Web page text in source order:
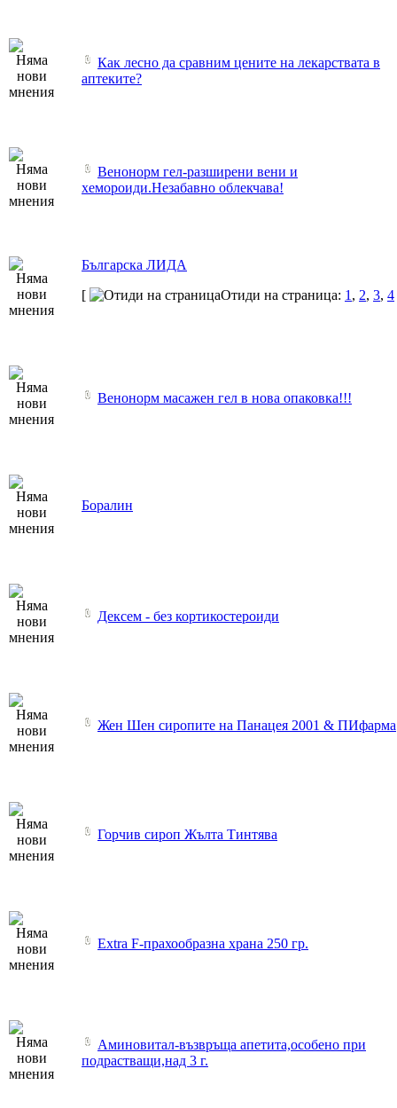
Как лесно да сравним цените на лекарствата в
аптеките?
Венонорм гел-разширени вени и
хемороиди.Незабавно облекчава!
Българска ЛИДА
[
Отиди на страница: 1 , 2, 3, 4
Венонорм масажен гел в нова опаковка!!!
Боралин
Дексем - без кортикостероиди
Жен Шен сиропите на Панацея 2001 & ПИфарма
Горчив сироп Жълта Тинтява
Extra F-прахообразна храна 250 гр.
Аминовитал-възвръща апетита,особено при
подрастващи,над 3 г.